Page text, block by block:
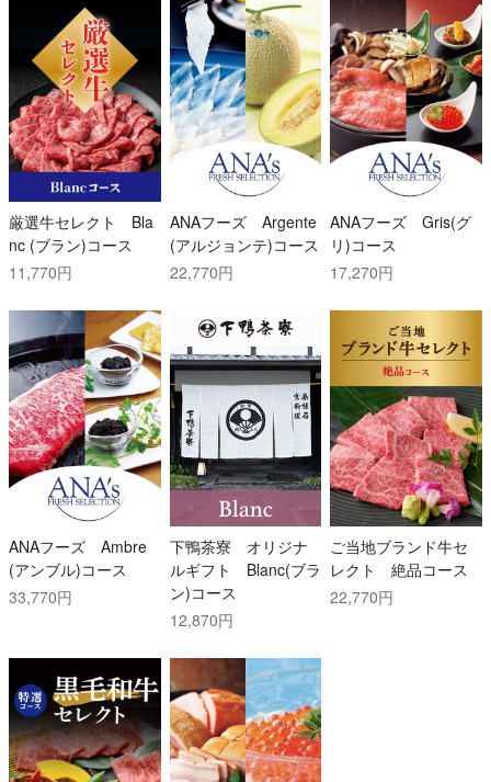
厳選牛セレクト Bla
nc (ブラン)コース
11,770円
ANAフーズ Argente
(アルジョンテ)コース
22,770円
ANAフーズ Gris(グ
リ)コース
17,270円
ANAフーズ Ambre
(アンブル)コース
33,770円
下鴨茶寮 オリジナ
ルギフト Blanc(ブラ
ン)コース
12,870円
ご当地ブランド牛セ
レクト 絶品コース
22,770円